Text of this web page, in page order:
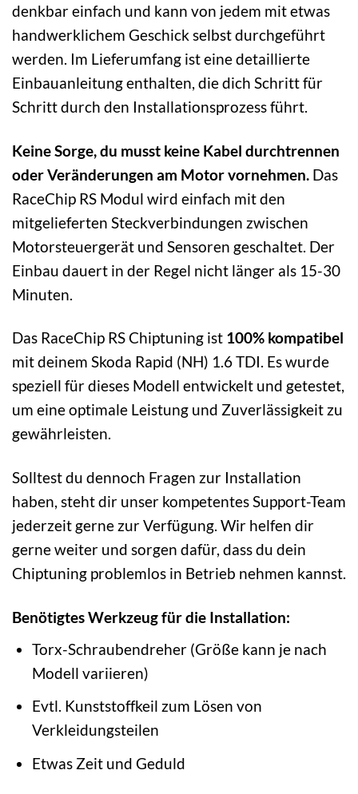
denkbar einfach und kann von jedem mit etwas
handwerklichem Geschick selbst durchgeführt
werden. Im Lieferumfang ist eine detaillierte
Einbauanleitung enthalten, die dich Schritt für
Schritt durch den Installationsprozess führt.
Keine Sorge, du musst keine Kabel durchtrennen
oder Veränderungen am Motor vornehmen. Das
RaceChip RS Modul wird einfach mit den
mitgelieferten Steckverbindungen zwischen
Motorsteuergerät und Sensoren geschaltet. Der
Einbau dauert in der Regel nicht länger als 15-30
Minuten.
Das RaceChip RS Chiptuning ist 100% kompatibel
mit deinem Skoda Rapid (NH) 1.6 TDI. Es wurde
speziell für dieses Modell entwickelt und getestet,
um eine optimale Leistung und Zuverlässigkeit zu
gewährleisten.
Solltest du dennoch Fragen zur Installation
haben, steht dir unser kompetentes Support-Team
jederzeit gerne zur Verfügung. Wir helfen dir
gerne weiter und sorgen dafür, dass du dein
Chiptuning problemlos in Betrieb nehmen kannst.
Benötigtes Werkzeug für die Installation:
Torx-Schraubendreher (Größe kann je nach
Modell variieren)
Evtl. Kunststoffkeil zum Lösen von
Verkleidungsteilen
Etwas Zeit und Geduld